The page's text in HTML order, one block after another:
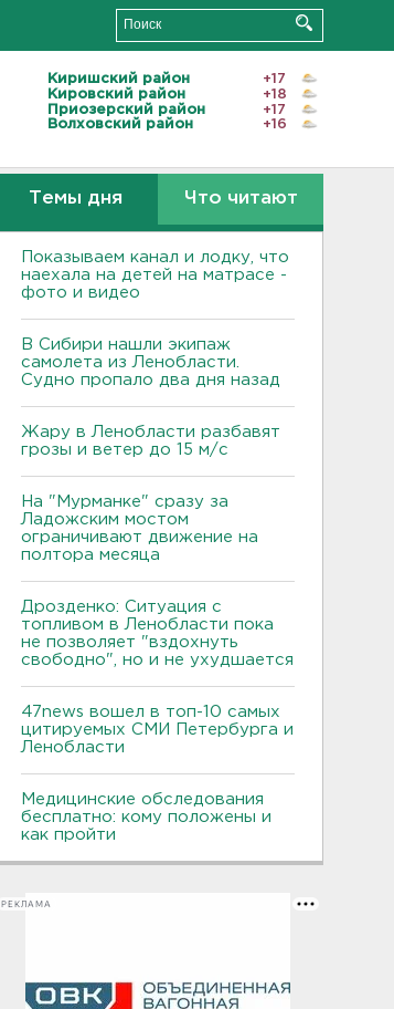
Киришский район
+17
Кировский район
+18
Приозерский район
+17
Волховский район
+16
Темы дня Что читают
Показываем канал и лодку, что
наехала на детей на матрасе -
фото и видео
В Сибири нашли экипаж
самолета из Ленобласти.
Судно пропало два дня назад
Жару в Ленобласти разбавят
грозы и ветер до 15 м/с
На "Мурманке" сразу за
Ладожским мостом
ограничивают движение на
полтора месяца
Дрозденко: Ситуация с
топливом в Ленобласти пока
не позволяет "вздохнуть
свободно", но и не ухудшается
47news вошел в топ-10 самых
цитируемых СМИ Петербурга и
Ленобласти
Медицинские обследования
бесплатно: кому положены и
как пройти
РЕКЛАМА